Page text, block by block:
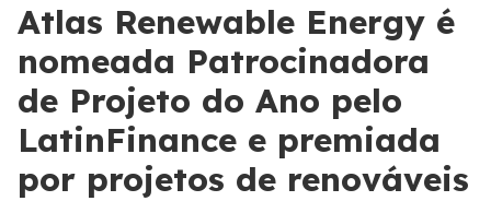
Atlas Renewable Energy é
nomeada Patrocinadora
de Projeto do Ano pelo
LatinFinance e premiada
por projetos de renováveis